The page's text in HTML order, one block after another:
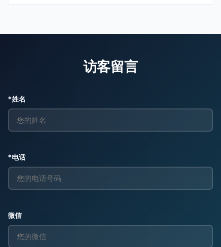
访客留言
*姓名
*电话
微信